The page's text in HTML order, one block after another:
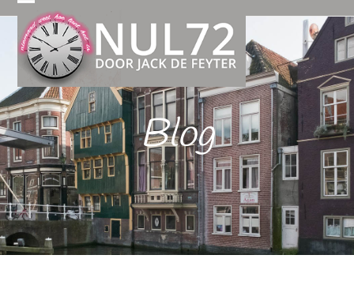
Open
mobile
menu
Close
mobile
menu
Blog